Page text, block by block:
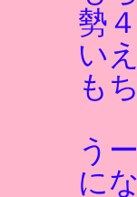
勢
い
も
う
に